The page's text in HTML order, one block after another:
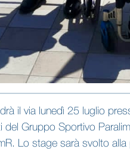
il via lunedì 25 luglio
del Gruppo Sportivo
Lo stage sarà svolto